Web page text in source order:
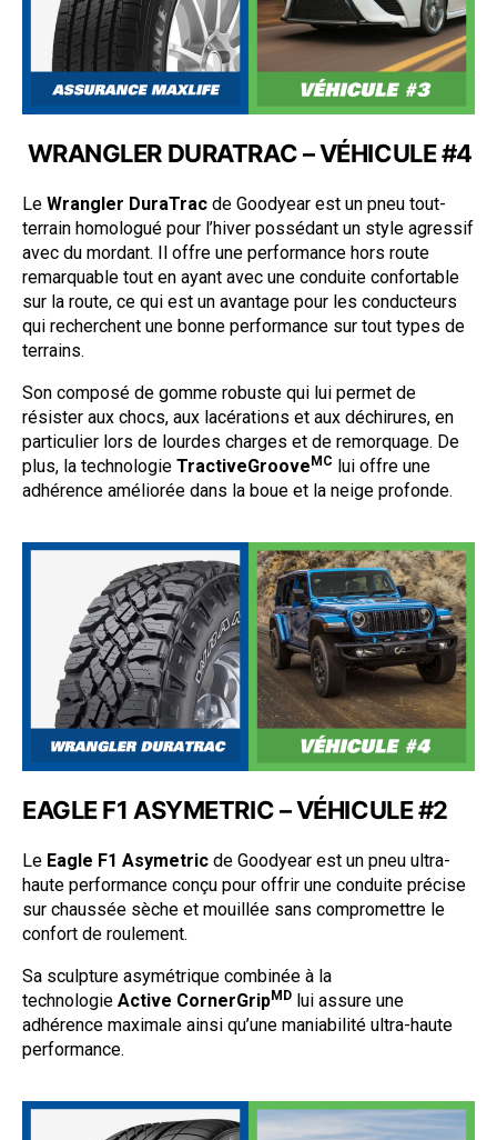
WRANGLER DURATRAC – VÉHICULE #4
Le Wrangler DuraTrac de Goodyear est un pneu tout-
terrain homologué pour l’hiver possédant un style agressif
avec du mordant. Il offre une performance hors route
remarquable tout en ayant avec une conduite confortable
sur la route, ce qui est un avantage pour les conducteurs
qui recherchent une bonne performance sur tout types de
terrains.
Son composé de gomme robuste qui lui permet de
résister aux chocs, aux lacérations et aux déchirures, en
particulier lors de lourdes charges et de remorquage. De
plus, la technologie TractiveGroove MC lui offre une
adhérence améliorée dans la boue et la neige profonde.
EAGLE F1 ASYMETRIC – VÉHICULE #2
Le Eagle F1 Asymetric de Goodyear est un pneu ultra-
haute performance conçu pour offrir une conduite précise
sur chaussée sèche et mouillée sans compromettre le
confort de roulement.
Sa sculpture asymétrique combinée à la
technologie Active CornerGripMD lui assure une
adhérence maximale ainsi qu’une maniabilité ultra-haute
performance.